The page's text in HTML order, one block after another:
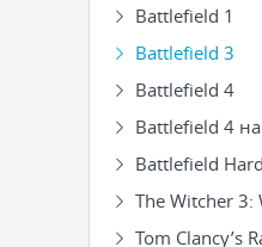
Battlefield 1
Battlefield 3
Battlefield 4
Battlefield 4
Battlefield
The Witcher 3:
Tom Clancy’s